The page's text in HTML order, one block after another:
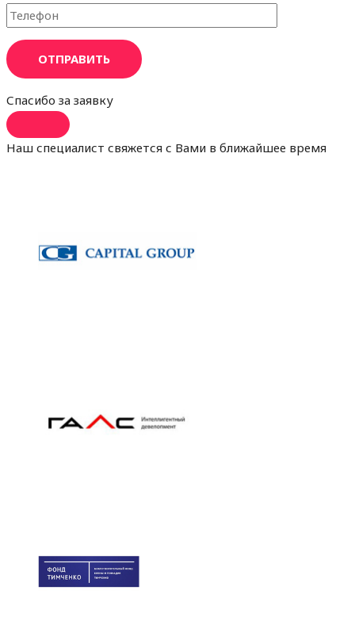
ОТПРАВИТЬ
Спасибо за заявку
Наш специалист свяжется с Вами в ближайшее время